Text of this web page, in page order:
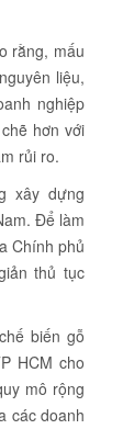
rằng, mấu
liệu,
nghiệp
hơn với
rủi ro.
xây dựng
Để làm
Chính phủ
thủ tục
biến gỗ
HCM cho
mô rộng
các doanh